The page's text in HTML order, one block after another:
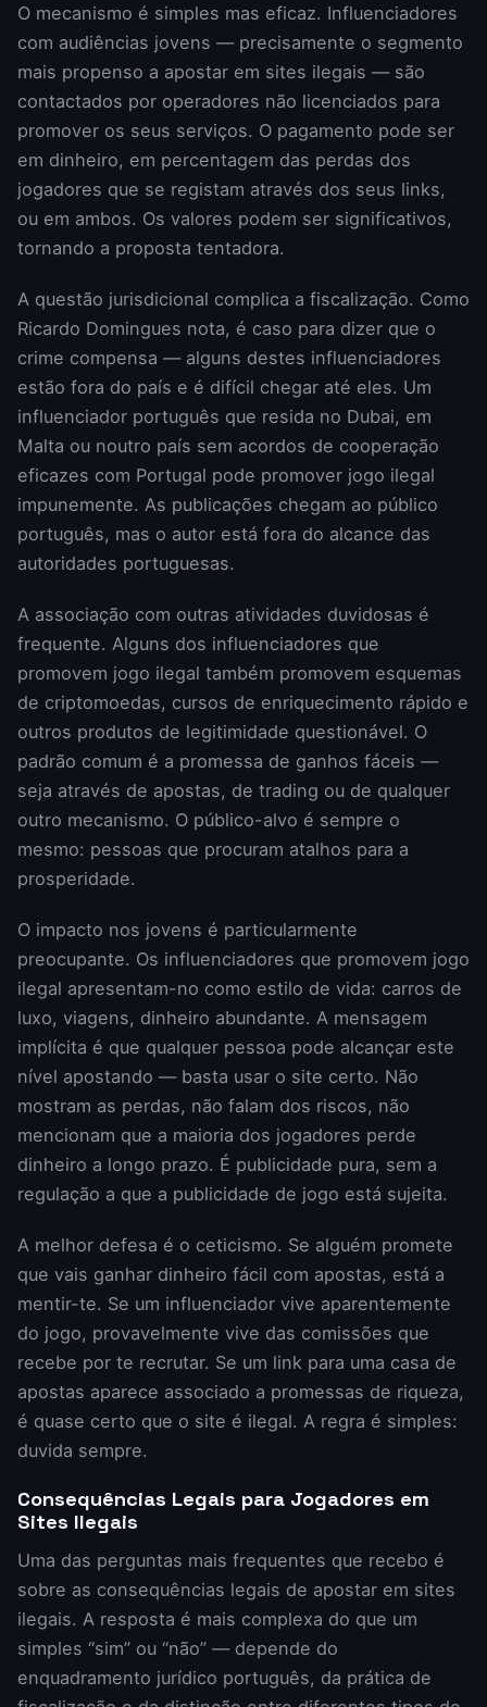
O mecanismo é simples mas eficaz. Influenciadores
com audiências jovens — precisamente o segmento
mais propenso a apostar em sites ilegais — são
contactados por operadores não licenciados para
promover os seus serviços. O pagamento pode ser
em dinheiro, em percentagem das perdas dos
jogadores que se registam através dos seus links,
ou em ambos. Os valores podem ser significativos,
tornando a proposta tentadora.
A questão jurisdicional complica a fiscalização. Como
Ricardo Domingues nota, é caso para dizer que o
crime compensa — alguns destes influenciadores
estão fora do país e é difícil chegar até eles. Um
influenciador português que resida no Dubai, em
Malta ou noutro país sem acordos de cooperação
eficazes com Portugal pode promover jogo ilegal
impunemente. As publicações chegam ao público
português, mas o autor está fora do alcance das
autoridades portuguesas.
A associação com outras atividades duvidosas é
frequente. Alguns dos influenciadores que
promovem jogo ilegal também promovem esquemas
de criptomoedas, cursos de enriquecimento rápido e
outros produtos de legitimidade questionável. O
padrão comum é a promessa de ganhos fáceis —
seja através de apostas, de trading ou de qualquer
outro mecanismo. O público-alvo é sempre o
mesmo: pessoas que procuram atalhos para a
prosperidade.
O impacto nos jovens é particularmente
preocupante. Os influenciadores que promovem jogo
ilegal apresentam-no como estilo de vida: carros de
luxo, viagens, dinheiro abundante. A mensagem
implícita é que qualquer pessoa pode alcançar este
nível apostando — basta usar o site certo. Não
mostram as perdas, não falam dos riscos, não
mencionam que a maioria dos jogadores perde
dinheiro a longo prazo. É publicidade pura, sem a
regulação a que a publicidade de jogo está sujeita.
A melhor defesa é o ceticismo. Se alguém promete
que vais ganhar dinheiro fácil com apostas, está a
mentir-te. Se um influenciador vive aparentemente
do jogo, provavelmente vive das comissões que
recebe por te recrutar. Se um link para uma casa de
apostas aparece associado a promessas de riqueza,
é quase certo que o site é ilegal. A regra é simples:
duvida sempre.
Consequências Legais para Jogadores em
Sites Ilegais
Uma das perguntas mais frequentes que recebo é
sobre as consequências legais de apostar em sites
ilegais. A resposta é mais complexa do que um
simples “sim” ou “não” — depende do
enquadramento jurídico português, da prática de